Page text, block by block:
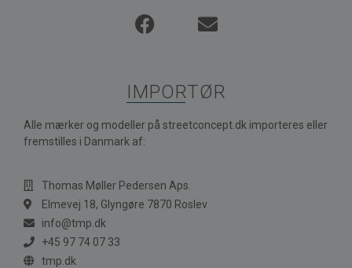
IMPORTØR
Alle mærker og modeller på streetconcept.dk importeres eller
fremstilles i Danmark af:
Thomas Møller Pedersen Aps.
Elmevej 18, Glyngøre 7870 Roslev
info@tmp.dk
+45 97 74 07 33
tmp.dk